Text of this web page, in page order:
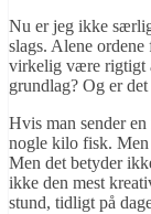
Nu er jeg ikke
slags. Alene
virkelig være rigtigt
grundlag? Og er
Hvis man sender
nogle kilo fisk. Men
Men det betyder
ikke den mest
stund, tidligt på